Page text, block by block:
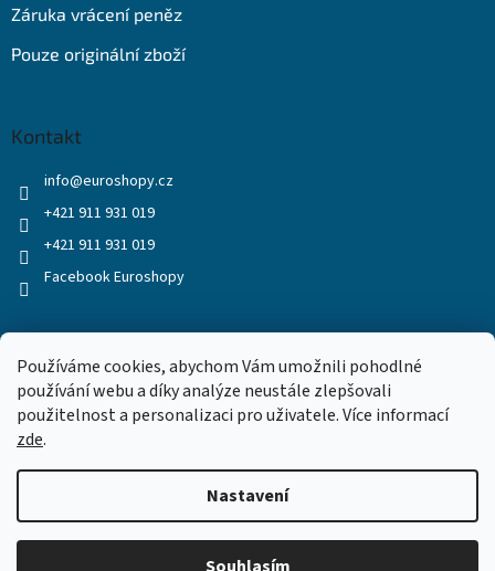
Používáme cookies, abychom Vám umožnili pohodlné
používání webu a díky analýze neustále zlepšovali
použitelnost a personalizaci pro uživatele. Více informací
zde.
Nastavení
Záruka vrácení peněz
Pouze originální zboží
Kontakt
info@euroshopy.cz
+421 911 931 019
+421 911 931 019
Facebook Euroshopy
Vytvořil Shoptet